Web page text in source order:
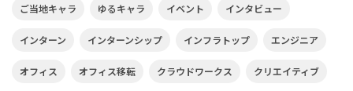
ご当地キャラ ゆるキャラ イベント インタビュー
インターン インターンシップ インフラトップ エンジニア
オフィス オフィス移転 クラウドワークス クリエイティブ